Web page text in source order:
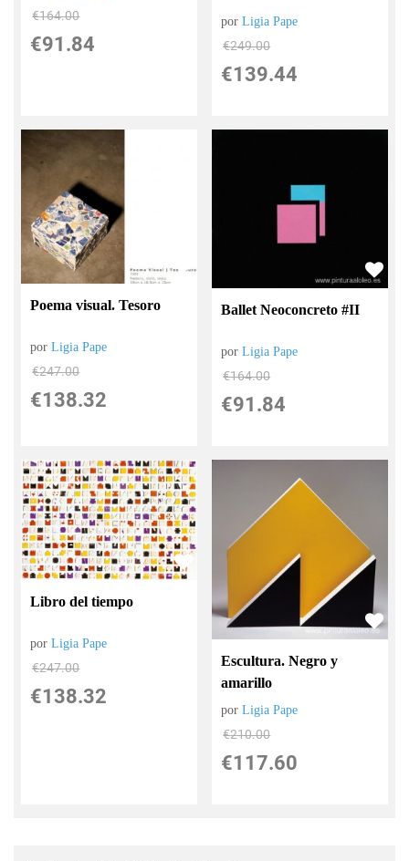
€164.00
€91.84
porLigia Pape
€249.00
€139.44
Poema visual. Tesoro
porLigia Pape
€247.00
€138.32
Ballet Neoconcreto #II
porLigia Pape
€164.00
€91.84
Libro del tiempo
porLigia Pape
€247.00
€138.32
Escultura. Negro y
amarillo
porLigia Pape
€210.00
€117.60